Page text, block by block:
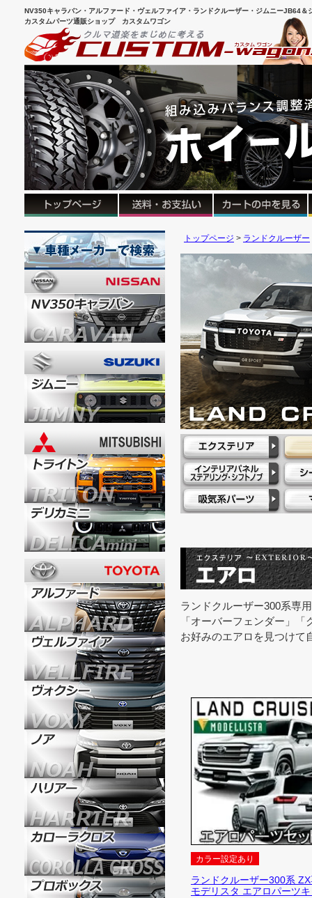
NV350キャラバン・アルファード・ヴェルファイア・ランドクルーザー・ジムニーJB64
カスタムパーツ通販ショップ カスタムワゴン
トップページ ランドクルーザー
ランドクルーザー300系専
「オーバーフェンダー」
お好みのエアロを見つけて
カラー設定あり
ランドクルーザー300系
モデリスタ エアロパーツ